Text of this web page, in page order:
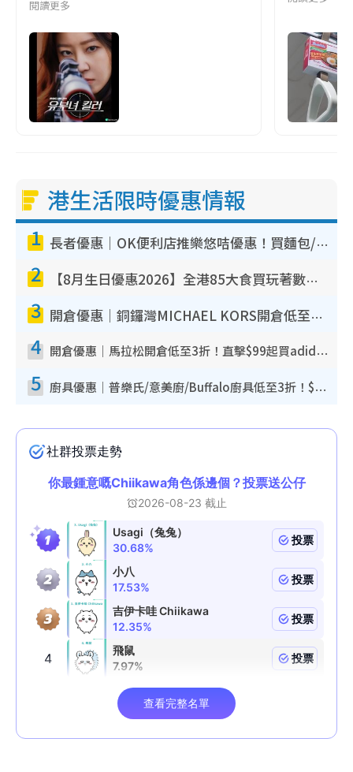
閱讀更多
港生活限時優惠情報
1 長者優惠｜OK便利店推樂悠咭優惠！買麵包/牛奶/保健品拍卡即減
2 【8月生日優惠2026】全港85大食買玩著數攻略 自助餐/火鍋放題同行免費＋誠品/DONKI送現金券
3 開倉優惠｜銅鑼灣MICHAEL KORS開倉低至17折！直擊$500起買手袋/銀包/鞋款 必買經典Jet Set系列
4 開倉優惠｜馬拉松開倉低至3折！直擊$99起買adidas／New Balance／Puma鞋款 STANLEY保溫杯劈價至$119起
5 廚具優惠｜普樂氏/意美廚/Buffalo廚具低至3折！$89起買煎鍋／炒鑊／個人鍋 同場小家電激減至$99起